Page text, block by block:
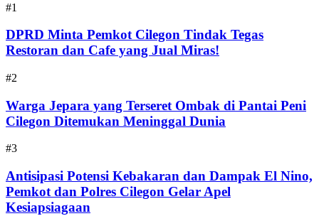
#1
DPRD Minta Pemkot Cilegon Tindak Tegas
Restoran dan Cafe yang Jual Miras!
#2
Warga Jepara yang Terseret Ombak di Pantai Peni
Cilegon Ditemukan Meninggal Dunia
#3
Antisipasi Potensi Kebakaran dan Dampak El Nino,
Pemkot dan Polres Cilegon Gelar Apel
Kesiapsiagaan